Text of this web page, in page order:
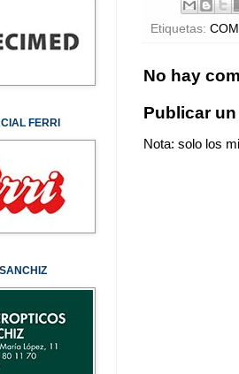
Etiquetas:
No hay
Publicar
Nota: solo los
FERRI